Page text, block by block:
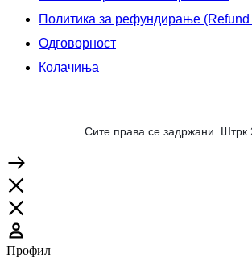
Политика за рефундирање
Одговорност
Колачиња
Сите права се задржани. Штрк
Профил